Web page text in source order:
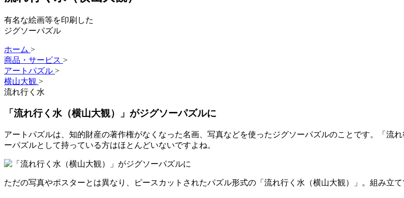
有名な絵画等を印刷した
ジグソーパズル
ホーム >
商品・サービス >
アートパズル >
横山大観 >
流れ行く水
「流れ行く水（横山大観）」がジグソーパズルに
アートパズルは、知的財産の著作権がなくなった名画、写真などを使ったジグソーパズルのことです。「流
ーパズルとして持っている方はほとんどいないですよね。
ただの写真やポスターとは異なり、ピースカットされたパズル形式の「流れ行く水（横山大観）」。組み立